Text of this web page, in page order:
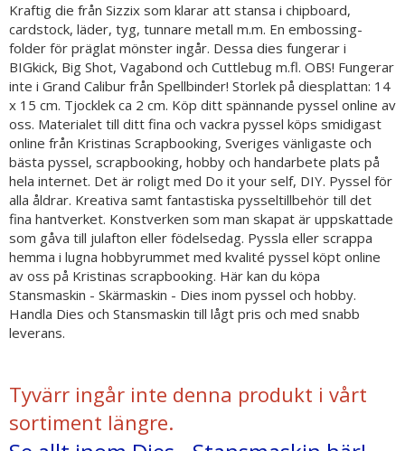
Kraftig die från Sizzix som klarar att stansa i chipboard,
cardstock, läder, tyg, tunnare metall m.m. En embossing-
folder för präglat mönster ingår. Dessa dies fungerar i
BIGkick, Big Shot, Vagabond och Cuttlebug m.fl. OBS! Fungerar
inte i Grand Calibur från Spellbinder! Storlek på diesplattan: 14
x 15 cm. Tjocklek ca 2 cm. Köp ditt spännande pyssel online av
oss. Materialet till ditt fina och vackra pyssel köps smidigast
online från Kristinas Scrapbooking, Sveriges vänligaste och
bästa pyssel, scrapbooking, hobby och handarbete plats på
hela internet. Det är roligt med Do it your self, DIY. Pyssel för
alla åldrar. Kreativa samt fantastiska pysseltillbehör till det
fina hantverket. Konstverken som man skapat är uppskattade
som gåva till julafton eller födelsedag. Pyssla eller scrappa
hemma i lugna hobbyrummet med kvalité pyssel köpt online
av oss på Kristinas scrapbooking. Här kan du köpa
Stansmaskin - Skärmaskin - Dies inom pyssel och hobby.
Handla Dies och Stansmaskin till lågt pris och med snabb
leverans.
Tyvärr ingår inte denna produkt i vårt
sortiment längre.